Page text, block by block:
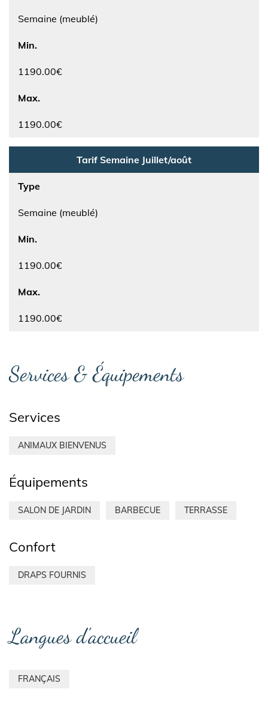
Semaine (meublé)
Min.
1190.00€
Max.
1190.00€
Tarif Semaine Juillet/août
Type
Semaine (meublé)
Min.
1190.00€
Max.
1190.00€
Services & Équipements
Services
ANIMAUX BIENVENUS
Équipements
SALON DE JARDIN BARBECUE TERRASSE
Confort
DRAPS FOURNIS
Langues d'accueil
FRANÇAIS